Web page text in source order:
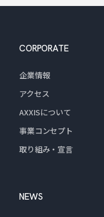
CORPORATE
企業情報
アクセス
AXXISについて
事業コンセプト
取り組み・宣言
NEWS